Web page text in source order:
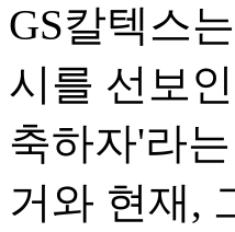
GS칼텍스
시를 선보
축하자'라
거와 현재,